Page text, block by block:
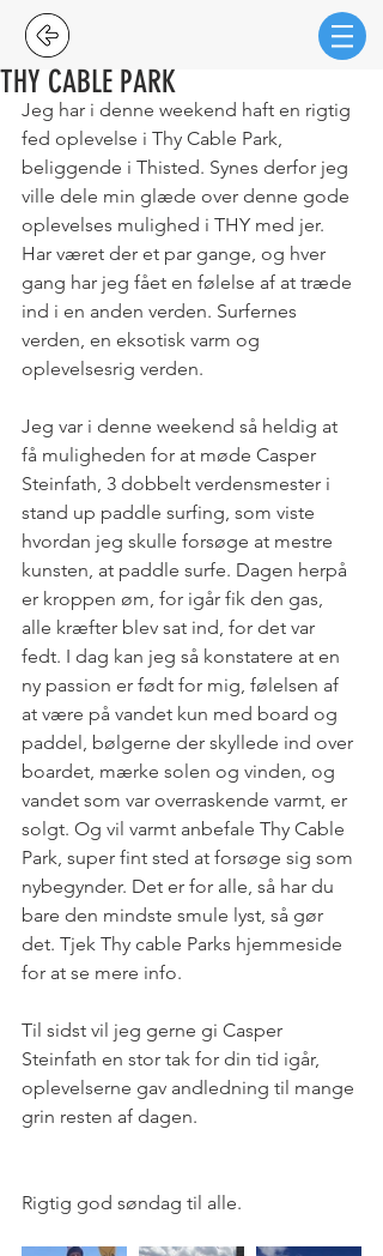
THY CABLE PARK
Jeg har i denne weekend haft en rigtig
fed oplevelse i Thy Cable Park,
beliggende i Thisted. Synes derfor jeg
ville dele min glæde over denne gode
oplevelses mulighed i THY med jer.
Har været der et par gange, og hver
gang har jeg fået en følelse af at træde
ind i en anden verden. Surfernes
verden, en eksotisk varm og
oplevelsesrig verden.
Jeg var i denne weekend så heldig at
få muligheden for at møde Casper
Steinfath, 3 dobbelt verdensmester i
stand up paddle surfing, som viste
hvordan jeg skulle forsøge at mestre
kunsten, at paddle surfe. Dagen herpå
er kroppen øm, for igår fik den gas,
alle kræfter blev sat ind, for det var
fedt. I dag kan jeg så konstatere at en
ny passion er født for mig, følelsen af
at være på vandet kun med board og
paddel, bølgerne der skyllede ind over
boardet, mærke solen og vinden, og
vandet som var overraskende varmt, er
solgt. Og vil varmt anbefale Thy Cable
Park, super fint sted at forsøge sig som
nybegynder. Det er for alle, så har du
bare den mindste smule lyst, så gør
det. Tjek Thy cable Parks hjemmeside
for at se mere info.
Til sidst vil jeg gerne gi Casper
Steinfath en stor tak for din tid igår,
oplevelserne gav andledning til mange
grin resten af dagen.
Rigtig god søndag til alle.